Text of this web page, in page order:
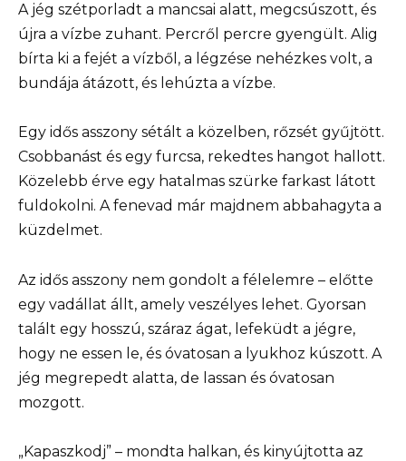
A jég szétporladt a mancsai alatt, megcsúszott, és
újra a vízbe zuhant. Percről percre gyengült. Alig
bírta ki a fejét a vízből, a légzése nehézkes volt, a
bundája átázott, és lehúzta a vízbe.
Egy idős asszony sétált a közelben, rőzsét gyűjtött.
Csobbanást és egy furcsa, rekedtes hangot hallott.
Közelebb érve egy hatalmas szürke farkast látott
fuldokolni. A fenevad már majdnem abbahagyta a
küzdelmet.
Az idős asszony nem gondolt a félelemre – előtte
egy vadállat állt, amely veszélyes lehet. Gyorsan
talált egy hosszú, száraz ágat, lefeküdt a jégre,
hogy ne essen le, és óvatosan a lyukhoz kúszott. A
jég megrepedt alatta, de lassan és óvatosan
mozgott.
„Kapaszkodj” – mondta halkan, és kinyújtotta az